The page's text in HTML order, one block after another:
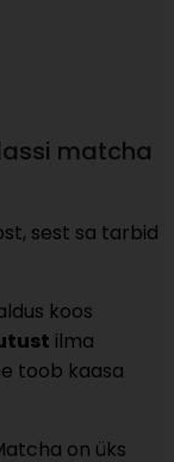
matcha
sest sa tarbid
koos
ilma
toob kaasa
on üks